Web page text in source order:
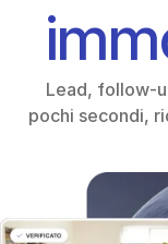
Lead, follow-
pochi secondi,